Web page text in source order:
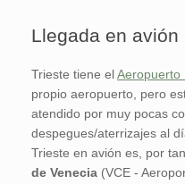
Llegada en avión
Trieste tiene elAeropuerto
propio aeropuerto, pero
atendido por muy pocas
despegues/aterrizajes al
Trieste en avión es, por
de Venecia (VCE -